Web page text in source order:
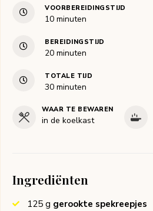
VOORBEREIDINGSTIJD
10minuten
minuten
BEREIDINGSTIJD
20minuten
minuten
TOTALE TIJD
30minuten
minuten
WAAR TE BEWAREN
in de koelkast
Ingrediënten
125 g gerookte spekreepjes